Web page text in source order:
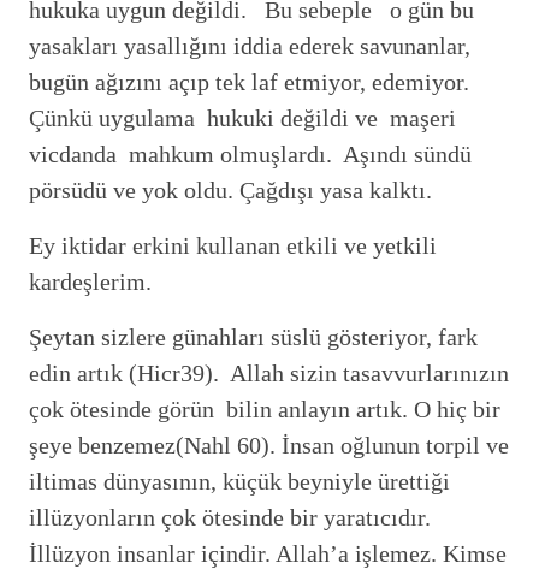
hukuka uygun değildi. Bu sebeple o gün bu
yasakları yasallığını iddia ederek savunanlar,
bugün ağızını açıp tek laf etmiyor, edemiyor.
Çünkü uygulama hukuki değildi ve maşeri
vicdanda mahkum olmuşlardı. Aşındı sündü
pörsüdü ve yok oldu. Çağdışı yasa kalktı.
Ey iktidar erkini kullanan etkili ve yetkili
kardeşlerim.
Şeytan sizlere günahları süslü gösteriyor, fark
edin artık (Hicr39). Allah sizin tasavvurlarınızın
çok ötesinde görün bilin anlayın artık. O hiç bir
şeye benzemez(Nahl 60). İnsan oğlunun torpil ve
iltimas dünyasının, küçük beyniyle ürettiği
illüzyonların çok ötesinde bir yaratıcıdır.
İllüzyon insanlar içindir. Allah’a işlemez. Kimse